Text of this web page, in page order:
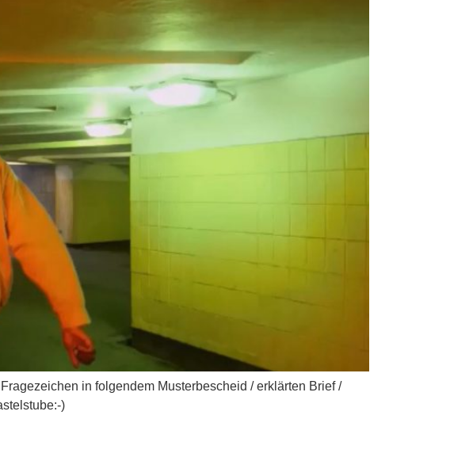
in folgendem Musterbescheid / erklärten Brief /
)